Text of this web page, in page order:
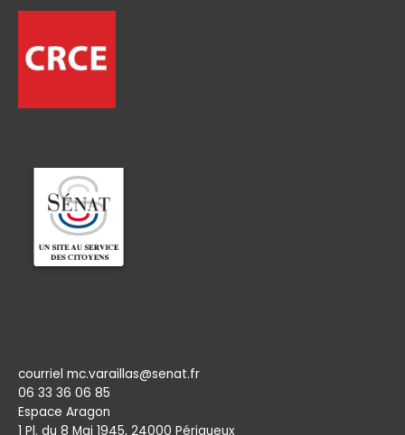
courriel mc.varaillas@senat.fr
06 33 36 06 85
Espace Aragon
1 Pl. du 8 Mai 1945, 24000 Périgueux​